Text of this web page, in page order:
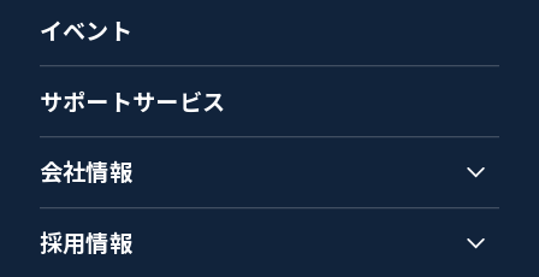
イベント
サポートサービス
会社情報
採用情報